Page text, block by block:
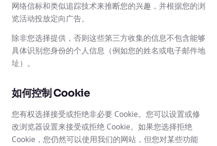
网络信标和类似追踪技术来推断您的兴趣，并根据您的浏
览活动投放定向广告。
除非您选择提供，否则这些第三方收集的信息不包含能够
具体识别您身份的个人信息（例如您的姓名或电子邮件地
址）。
如何控制 Cookie
您有权选择接受或拒绝非必要 Cookie。您可以设置或修
改浏览器设置来接受或拒绝 Cookie。如果您选择拒绝
Cookie，您仍然可以使用我们的网站，但您对某些功能